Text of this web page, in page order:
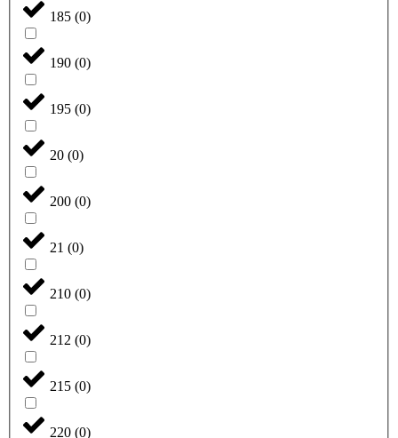
185 (0)
190 (0)
195 (0)
20 (0)
200 (0)
21 (0)
210 (0)
212 (0)
215 (0)
220 (0)